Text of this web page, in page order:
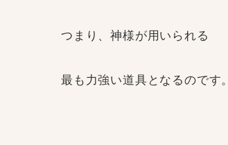
つまり、神様が用いられる
最も力強い道具となるのです。